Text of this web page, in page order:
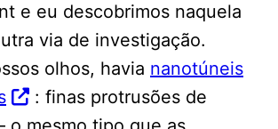
e eu descobrimos naquela
via de investigação.
olhos, havia nanotúneis
: finas protrusões de